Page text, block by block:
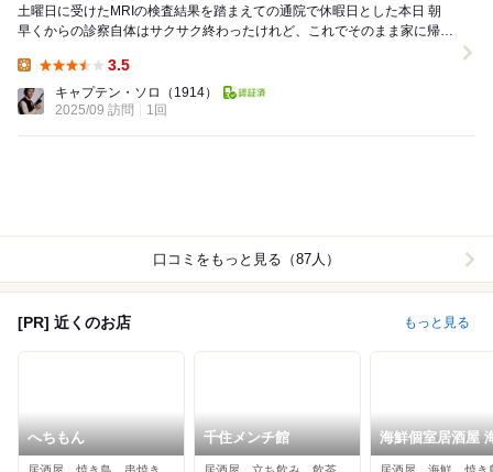
土曜日に受けたMRIの検査結果を踏まえての通院で休暇日とした本日 朝
早くからの診察自体はサクサク終わったけれど、これでそのまま家に帰っ
3.5
キャプテン・ソロ
（1914）
2025/09 訪問
1回
口コミをもっと見る（87人）
[PR] 近くのお店 もっと見る
へちもん 千住メンチ館
海鮮個室居酒屋
山千 北千住店